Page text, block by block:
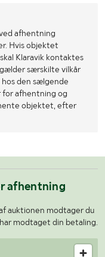
afhentning
Hvis objektet
Klaravik kontaktes
særskilte vilkår
den sælgende
for afhentning og
objektet, efter
afhentning
auktionen modtager du
modtaget din betaling.